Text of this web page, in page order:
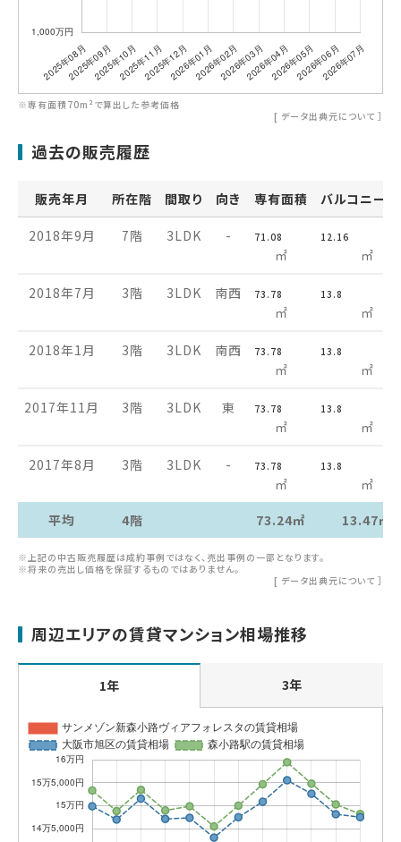
※専有面積70m²で算出した参考価格
[ データ出典元について ］
過去の販売履歴
販売年月 所在階 間取り 向き 専有面積 バルコニー
2018年9月 7階 3LDK - 71.08
㎡
12.16
㎡
2018年7月 3階 3LDK 南西 73.78
㎡
13.8
㎡
2018年1月 3階 3LDK 南西 73.78
㎡
13.8
㎡
2017年11月 3階 3LDK 東 73.78
㎡
13.8
㎡
2017年8月 3階 3LDK - 73.78
㎡
13.8
㎡
平均
4階 73.24㎡ 13.47㎡
※上記の中古販売履歴は成約事例ではなく、売出事例の一部となります。
※将来の売出し価格を保証するものではありません。
[ データ出典元について ］
周辺エリアの賃貸マンション相場推移
1年 3年